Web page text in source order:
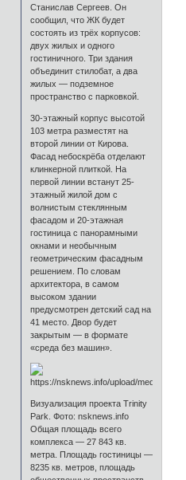
Станислав Сергеев. Он
сообщил, что ЖК будет
состоять из трёх корпусов:
двух жилых и одного
гостиничного. Три здания
объединит стилобат, а два
жилых — подземное
пространство с парковкой.
30-этажный корпус высотой
103 метра разместят на
второй линии от Кирова.
Фасад небоскрёба отделают
клинкерной плиткой. На
первой линии встанут 25-
этажный жилой дом с
волнистым стеклянным
фасадом и 20-этажная
гостиница с панорамными
окнами и необычным
геометрическим фасадным
решением. По словам
архитектора, в самом
высоком здании
предусмотрен детский сад на
41 место. Двор будет
закрытым — в формате
«среда без машин».
Визуализация проекта Trinity
Park. Фото: nsknews.info
Общая площадь всего
комплекса — 27 843 кв.
метра. Площадь гостиницы —
8235 кв. метров, площадь